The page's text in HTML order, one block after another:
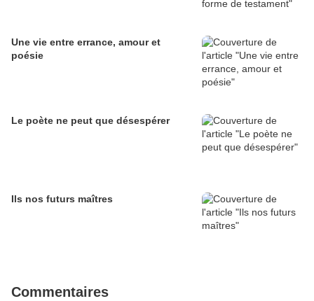
Une vie entre errance, amour et
poésie
Le poète ne peut que désespérer
Ils nos futurs maîtres
Commentaires